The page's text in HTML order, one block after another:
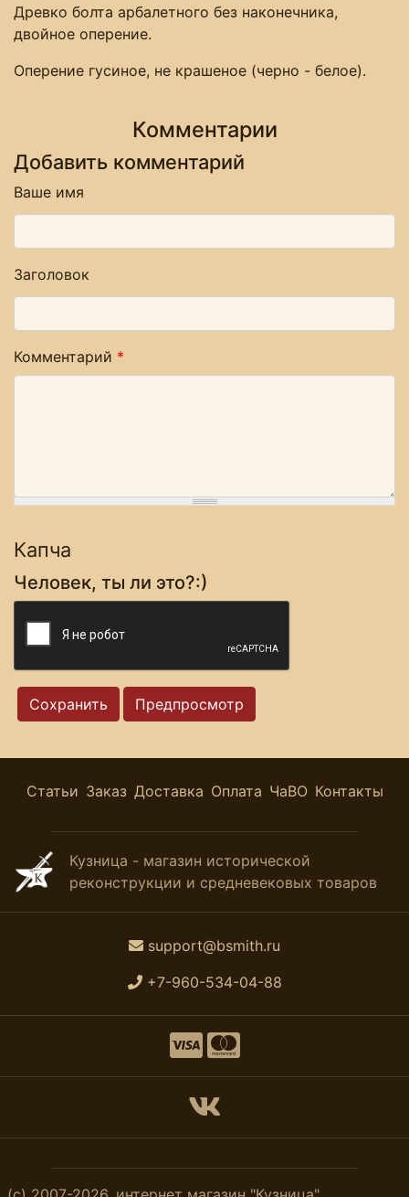
Древко болта арбалетного без наконечника,
двойное оперение.
Оперение гусиное, не крашеное (черно - белое).
Комментарии
Добавить комментарий
Ваше имя
Заголовок
Комментарий *
Капча
Человек, ты ли это?:)
Статьи Заказ Доставка Оплата ЧаВО Контакты
Кузница - магазин исторической
реконструкции и средневековых товаров
support@bsmith.ru
+7-960-534-04-88